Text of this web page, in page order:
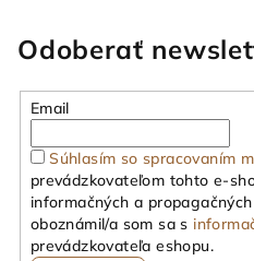
Odoberať
Email
Súhlasím so spracovaním
prevádzkovateľom tohto e-
informačných a
oboznámil/a som sa s
prevádzkovateľa eshopu.